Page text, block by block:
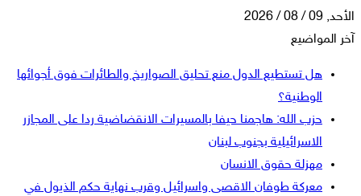
الأحد, 09 / 08 / 2026
آخر المواضيع
هل تستطيع الدول منع تحليق الصواريخ والطائرات فوق أجوائها
الوطنية؟
حزب الله: هاجمنا حيفا بالمسيرات الانقضاضية ردا على المجازر
الاسرائيلية بجنوب لبنان
مهزلة حقوق الانسان
معركة طوفان الاقصى واسرائيل وقرب نهاية حكم الذيول في